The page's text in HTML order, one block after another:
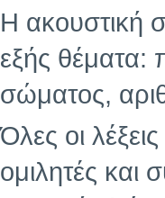
Η ακουστική
εξής θέματα:
σώματος,
Όλες οι
ομιλητές